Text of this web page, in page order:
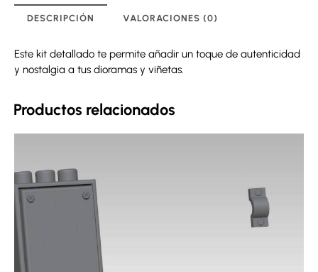
DESCRIPCIÓN VALORACIONES (0)
Este kit detallado te permite añadir un toque de autenticidad
y nostalgia a tus dioramas y viñetas.
Productos relacionados